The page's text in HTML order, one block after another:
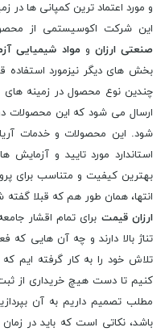
و مورد اعتماد ترین کمپانی ها در
این شرکت اکوسیستمی از
صنعتی ارزان و مواد شیمیایی
بخش های دیگر نیزمورد استفاده
چندین نوع محصول در زمینه
ارسال می شود که این محصولات
شود. این محصولات و خدمات
استاندارد مورد تایید و
بهترین کیفیت و متناسب برای
انتها، همان طور هم که قبلا
ارزان قیمت برای تمام اقشار
تناژ بالا دارند و چه آن هایی که
تلاش خود را به کار گرفته ایم که
کنیم تا دست هیچ خریداری از
مطلب تصمیم داریم به آن
باشد، نکاتی است که باید در